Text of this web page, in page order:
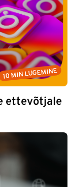
10 MIN LUGEMINE
ettevõtjale